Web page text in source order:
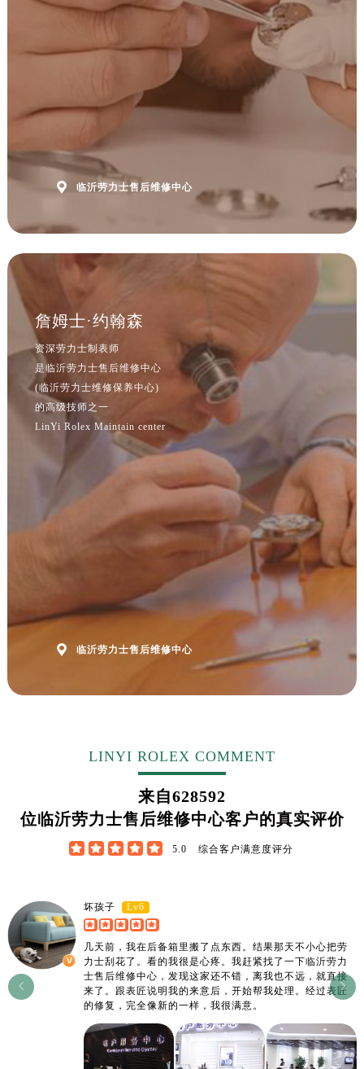
 临沂劳力士售后维修中心
詹姆士·约翰森
资深劳力士制表师
是临沂劳力士售后维修中心
(临沂劳力士维修保养中心)
的高级技师之一
LinYi Rolex Maintain center
 临沂劳力士售后维修中心
LINYI ROLEX COMMENT
来自628592
位临沂劳力士售后维修中心客户的真实评价
     5.0 综合客户满意度评分
坏孩子 Lv6
几天前，我在后备箱里搬了点东西。结果那天不小心把劳
力士刮花了。看的我很是心疼。我赶紧找了一下临沂劳力
士售后维修中心，发现这家还不错，离我也不远，就直接
来了。跟表匠说明我的来意后，开始帮我处理。经过表匠
的修复，完全像新的一样，我很满意。

